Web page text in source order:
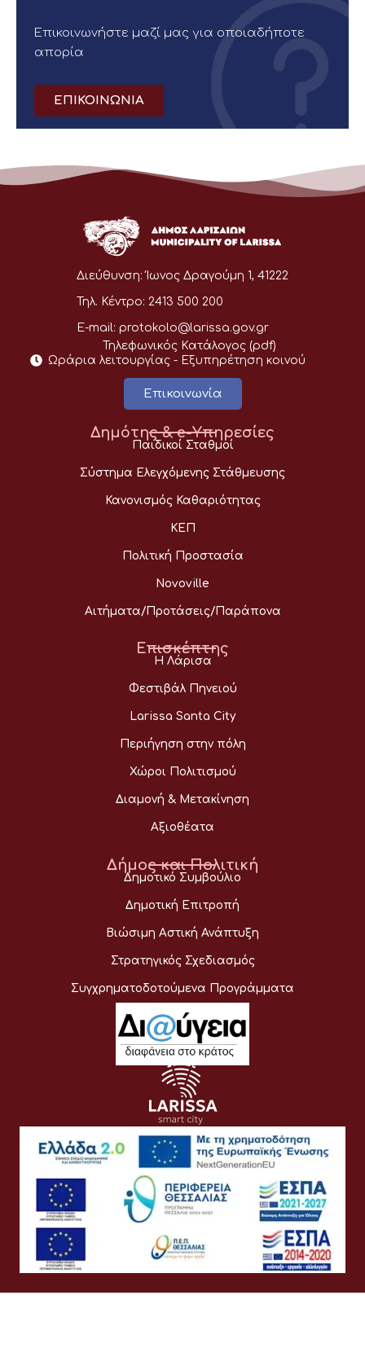
Επικοινωνήστε μαζί μας για οποιαδήποτε
απορία
ΕΠΙΚΟΙΝΩΝΙΑ
Διεύθυνση: Ίωνος Δραγούμη 1, 41222
Τηλ. Κέντρο: 2413 500 200
E-mail: protokolo@larissa.gov.gr
Τηλεφωνικός Κατάλογος (pdf)
Ωράρια λειτουργίας - Eξυπηρέτηση κοινού
Επικοινωνία
Δημότης & e-Υπηρεσίες
Παιδικοί Σταθμοί
Σύστημα Ελεγχόμενης Στάθμευσης
Κανονισμός Καθαριότητας
ΚΕΠ
Πολιτική Προστασία
Novoville
Αιτήματα/Προτάσεις/Παράπονα
Επισκέπτης
Η Λάρισα
Φεστιβάλ Πηνειού
Larissa Santa City
Περιήγηση στην πόλη
Χώροι Πολιτισμού
Διαμονή & Μετακίνηση
Αξιοθέατα
Δήμος και Πολιτική
Δημοτικό Συμβούλιο
Δημοτική Επιτροπή
Βιώσιμη Αστική Ανάπτυξη
Στρατηγικός Σχεδιασμός
Συγχρηματοδοτούμενα Προγράμματα